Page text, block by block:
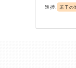
進捗: 若干の